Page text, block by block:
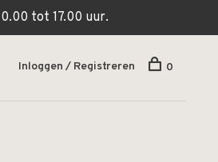
tot 17.00 uur.
Inloggen / Registreren 0